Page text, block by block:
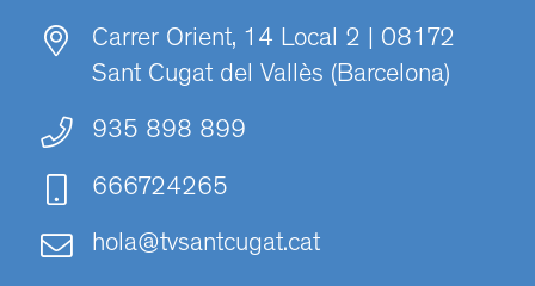
Carrer Orient, 14 Local 2 | 08172
Sant Cugat del Vallès (Barcelona)
935 898 899
666724265
hola@tvsantcugat.cat